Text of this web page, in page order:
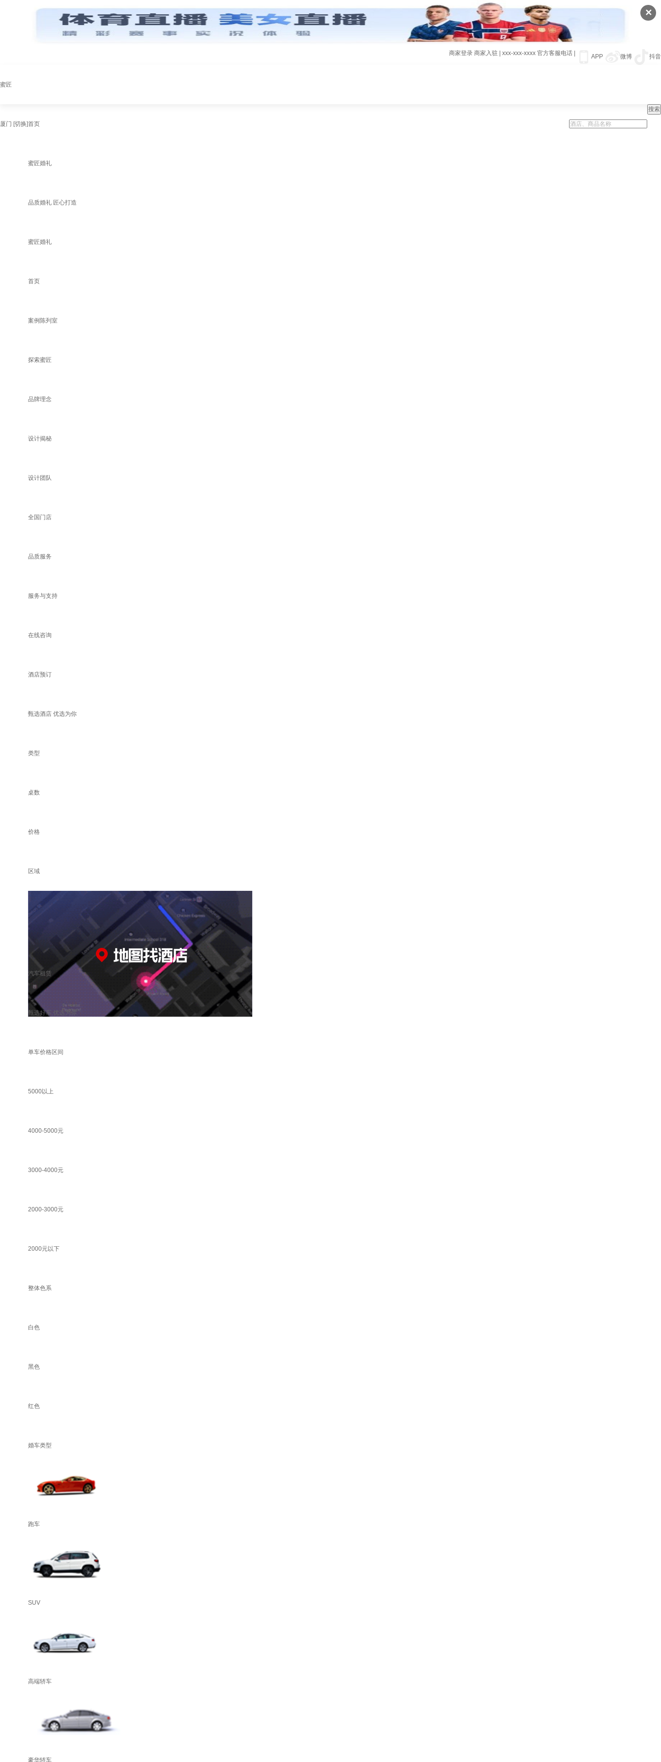
✕
APP 微博 抖音
商家登录 商家入驻 xxx-xxx-xxxx 官方客服电话
蜜匠
厦门 [切换]首页
蜜匠婚礼
品质婚礼 匠心打造
蜜匠婚礼
首页
案例陈列室
探索蜜匠
品牌理念
设计揭秘
设计团队
全国门店
品质服务
服务与支持
在线咨询
酒店预订
甄选酒店 优选为你
类型
桌数
价格
区域
汽车租赁
甄选好车 优选为你
单车价格区间
5000以上
4000-5000元
3000-4000元
2000-3000元
2000元以下
整体色系
白色
黑色
红色
婚车类型
跑车
SUV
高端轿车
豪华轿车